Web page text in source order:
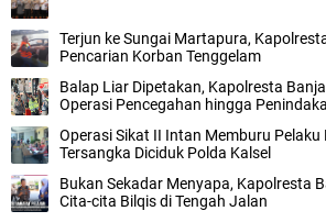
Terjun ke Sungai Martapura,
Pencarian Korban Tenggelam
Balap Liar Dipetakan, Kapolresta
Operasi Pencegahan hingga
Operasi Sikat II Intan Memburu Pelaku
Tersangka Diciduk Polda Kalsel
Bukan Sekadar Menyapa, Kapolresta
Cita-cita Bilqis di Tengah Jalan